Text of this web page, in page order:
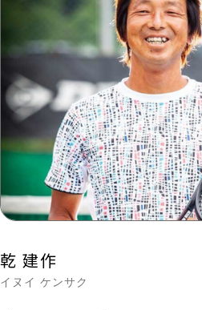
乾 建作
イヌイ ケンサク